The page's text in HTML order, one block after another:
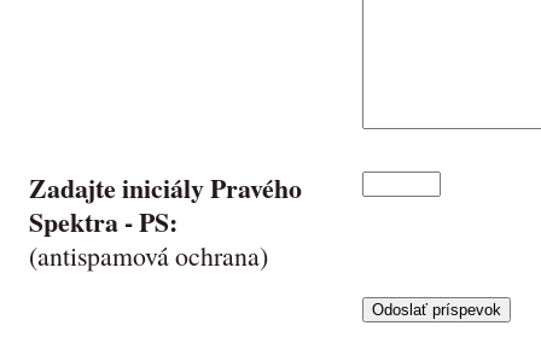
Zadajte iniciály Pravého
Spektra -PS:
(antispamová ochrana)